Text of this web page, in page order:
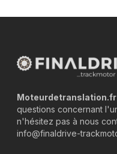
Moteurdetranslation.fr
questions concernant
n'hésitez pas à nous
info@finaldrive-